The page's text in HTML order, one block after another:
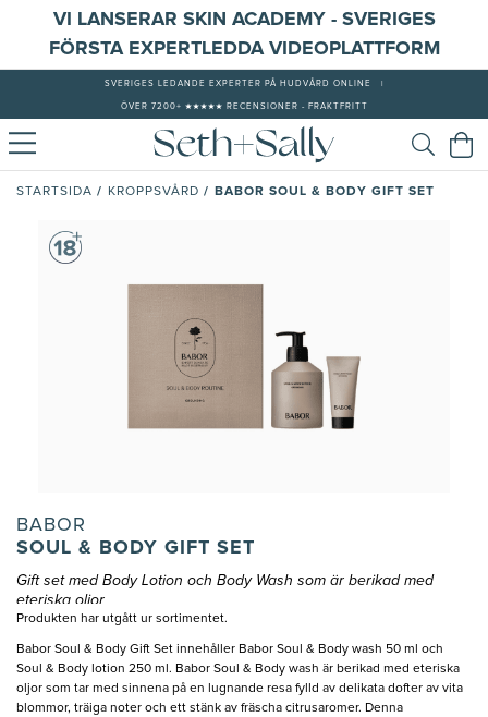
VI LANSERAR SKIN ACADEMY - SVERIGES
FÖRSTA EXPERTLEDDA VIDEOPLATTFORM
SVERIGES LEDANDE EXPERTER PÅ HUDVÅRD ONLINE
ÖVER 7200+ ★★★★★ RECENSIONER - FRAKTFRITT
STARTSIDA / KROPPSVÅRD / BABOR SOUL & BODY GIFT SET
BABOR
SOUL & BODY GIFT SET
Gift set med Body Lotion och Body Wash som är berikad med
eteriska oljor
Produkten har utgått ur sortimentet.
Babor Soul & Body Gift Set innehåller Babor Soul & Body wash 50 ml och
Soul & Body lotion 250 ml. Babor Soul & Body wash är berikad med eteriska
oljor som tar med sinnena på en lugnande resa fylld av delikata dofter av vita
blommor, träiga noter och ett stänk av fräscha citrusaromer. Denna